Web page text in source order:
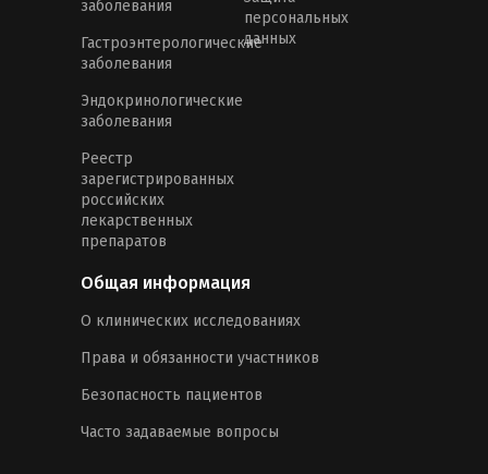
заболевания
Гастроэнтерологические
заболевания
Эндокринологические
заболевания
Реестр
зарегистрированных
российских
лекарственных
препаратов
персональных
данных
Общая информация
О клинических исследованиях
Права и обязанности участников
Безопасность пациентов
Часто задаваемые вопросы